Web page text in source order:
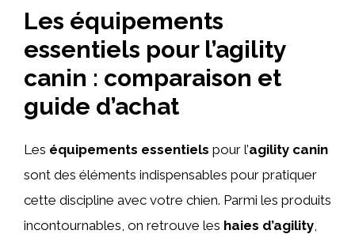
Les équipements
essentiels pour l’agility
canin : comparaison et
guide d’achat
Les équipements essentiels pour l’agility canin
sont des éléments indispensables pour pratiquer
cette discipline avec votre chien. Parmi les produits
incontournables, on retrouve les haies d’agility,